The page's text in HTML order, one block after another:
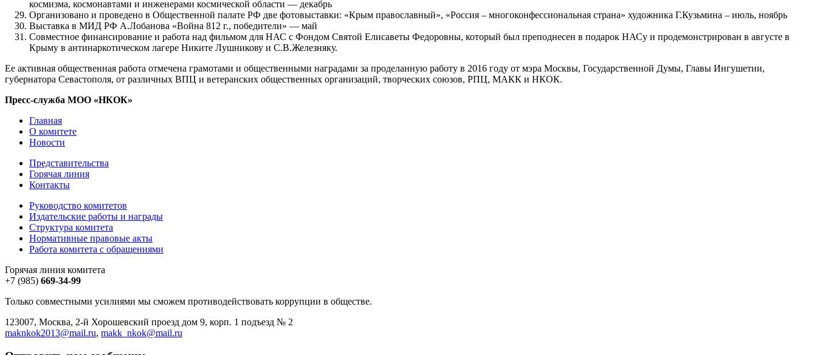
космизма, космонавтами и инженерами космической области — декабрь
Организовано и проведено в Общественной палате РФ две фотовыставки: «Крым православный», «Россия – многоконфессиональная страна» художника Г.Кузьмина – июль, ноябрь
Выставка в МИД РФ А.Лобанова «Война 812 г., победители» — май
Совместное финансирование и работа над фильмом для НАС с Фондом Святой Елисаветы Федоровны, который был преподнесен в подарок НАСу и продемонстрирован в августе в
Крыму в антинаркотическом лагере Никите Лушникову и С.В.Железняку.
Ее активная общественная работа отмечена грамотами и общественными наградами за проделанную работу в 2016 году от мэра Москвы, Государственной Думы, Главы Ингушетии,
губернатора Севастополя, от различных ВПЦ и ветеранских общественных организаций, творческих союзов, РПЦ, МАКК и НКОК.
Пресс-служба МОО «НКОК»
Главная
О комитете
Новости
Представительства
Горячая линия
Контакты
Руководство комитетов
Издательские работы и награды
Структура комитета
Нормативные правовые акты
Работа комитета с обращениями
Горячая линия комитета
+7 (985) 669-34-99
Только совместными усилиями мы сможем противодействовать коррупции в обществе.
123007, Москва, 2-й Хорошевский проезд дом 9, корп. 1 подъезд № 2
maknkok2013@mail.ru, makk_nkok@mail.ru